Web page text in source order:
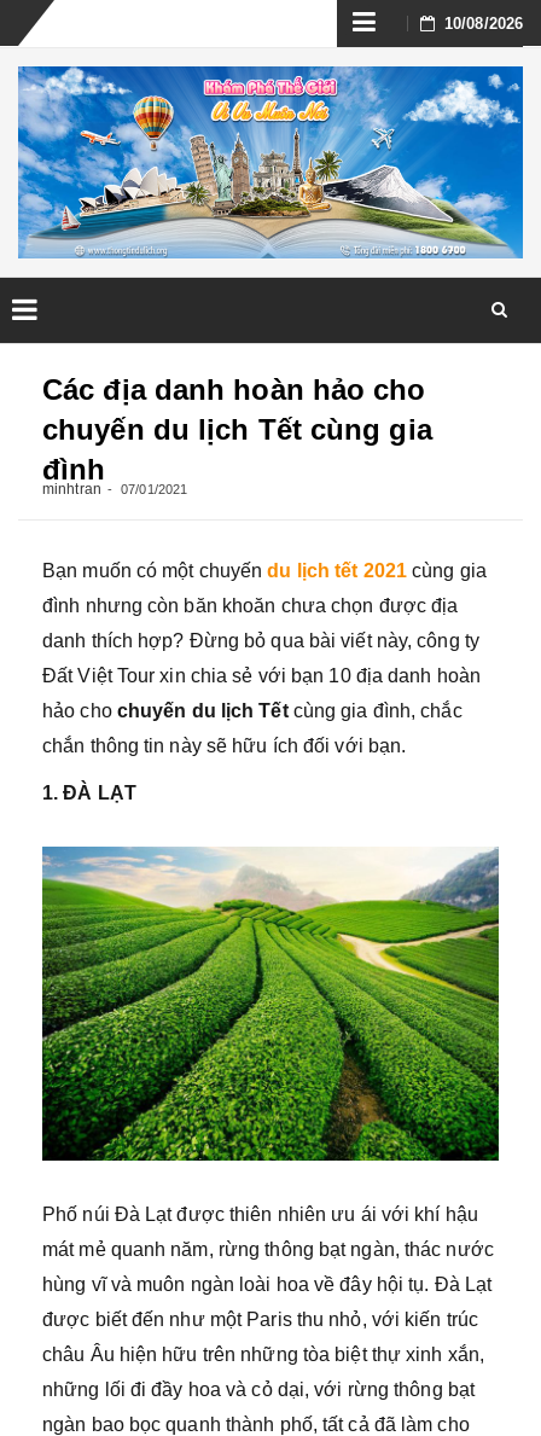
Skip
to
content
10/08/2026
Các địa danh hoàn hảo cho
chuyến du lịch Tết cùng gia
đình
minhtran 07/01/2021
Bạn muốn có một chuyếndu lịch tết 2021cùng gia
đình nhưng còn băn khoăn chưa chọn được địa
danh thích hợp? Đừng bỏ qua bài viết này, công ty
Đất Việt Tour xin chia sẻ với bạn 10 địa danh hoàn
hảo cho chuyến du lịch Tếtcùng gia đình, chắc
chắn thông tin này sẽ hữu ích đối với bạn.
1. ĐÀ LẠT
Phố núi Đà Lạt được thiên nhiên ưu ái với khí hậu
mát mẻ quanh năm, rừng thông bạt ngàn, thác nước
hùng vĩ và muôn ngàn loài hoa về đây hội tụ. Đà Lạt
được biết đến như một Paris thu nhỏ, với kiến trúc
châu Âu hiện hữu trên những tòa biệt thự xinh xắn,
những lối đi đầy hoa và cỏ dại, với rừng thông bạt
ngàn bao bọc quanh thành phố, tất cả đã làm cho